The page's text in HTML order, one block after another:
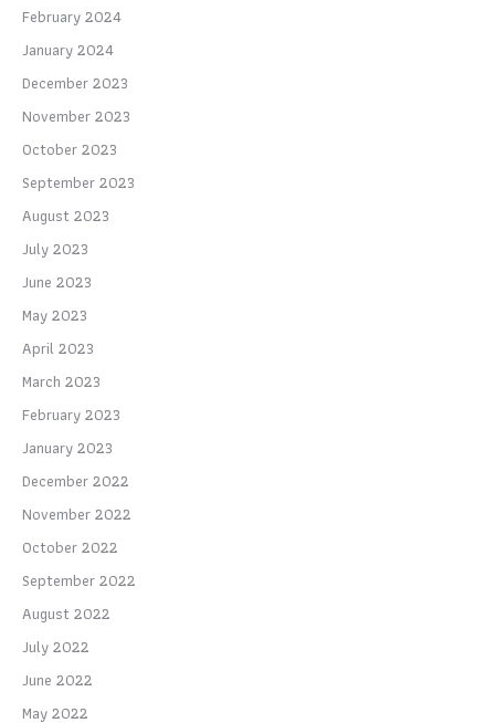
February 2024
January 2024
December 2023
November 2023
October 2023
September 2023
August 2023
July 2023
June 2023
May 2023
April 2023
March 2023
February 2023
January 2023
December 2022
November 2022
October 2022
September 2022
August 2022
July 2022
June 2022
May 2022